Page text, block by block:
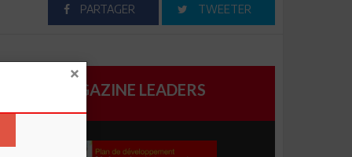
PARTAGER TWEETER
MAGAZINE LEADERS